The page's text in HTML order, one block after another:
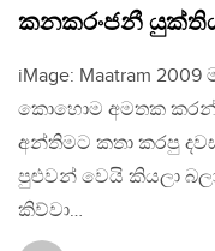
කනකරංජනී
iMage: Maatram
කොහොම අමතක
අන්තිමට කතා කරපු
පුළුවන් වෙයි කියලා
කිව්වා…